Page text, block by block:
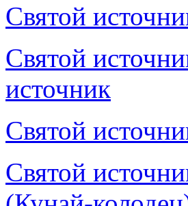
Святой
Святой
источник
Святой
Святой